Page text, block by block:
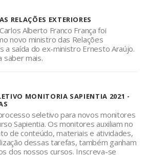
RELAÇÕES EXTERIORES
Alberto Franco França foi
novo ministro das Relações
a saída do ex-ministro Ernesto Araújo.
saber mais.
MONITORIA SAPIENTIA 2021 -
seletivo para novos monitores
Sapientia. Os monitores auxiliam no
de conteúdo, materiais e atividades,
dessas tarefas, também ganham
dos nossos cursos. Inscreva-se